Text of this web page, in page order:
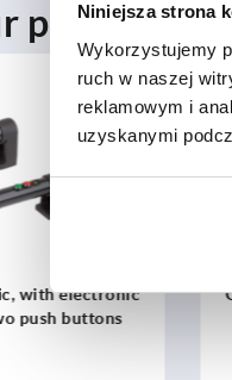
Niniejsza strona
Wykorzystujemy
ruch w naszej
reklamowym i
uzyskanymi
product
with electronic
push buttons